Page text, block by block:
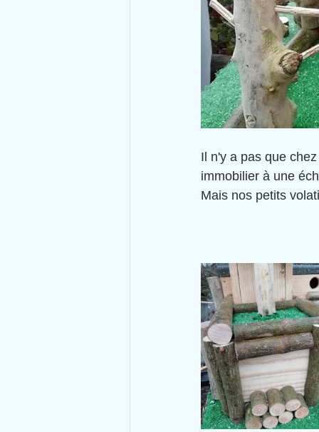
Il n'y a pas que
immobilier à une
Mais nos petits